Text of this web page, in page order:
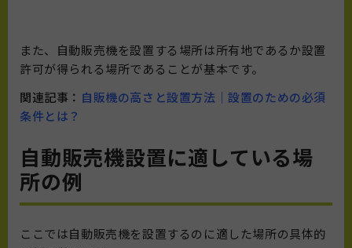
また、自動販売機を設置する場所は所有地であるか設置
許可が得られる場所であることが基本です。
関連記事： 自販機の高さと設置方法｜設置のための必須
条件とは？
自動販売機設置に適している場
所の例
ここでは自動販売機を設置するのに適した場所の具体的